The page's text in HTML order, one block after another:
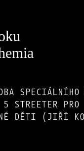
SPECIÁLNÍHO
5 STREETER PRO
DĚTI (JIŘÍ